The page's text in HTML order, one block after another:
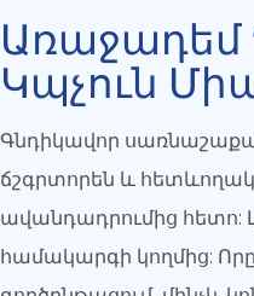
Կպչուն
Գնդիկավոր
ճշգրտորեն և
ավանդադրումից հետո:
համակարգի կողմից: